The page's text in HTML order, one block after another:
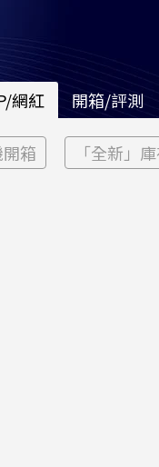
網紅 開箱/評測
箱 「全新」